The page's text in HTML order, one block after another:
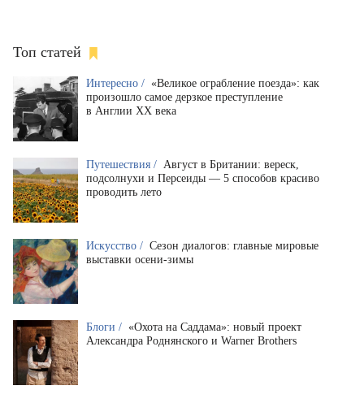
Топ статей
Интересно / «Великое ограбление поезда»: как
произошло самое дерзкое преступление
в Англии XX века
Путешествия / Август в Британии: вереск,
подсолнухи и Персеиды — 5 способов красиво
проводить лето
Искусство / Сезон диалогов: главные мировые
выставки осени-зимы
Блоги / «Охота на Саддама»: новый проект
Александра Роднянского и Warner Brothers